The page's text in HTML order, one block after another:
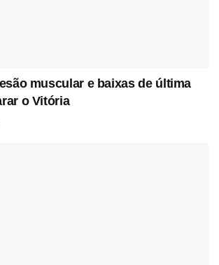
muscular e baixas de última
o Vitória